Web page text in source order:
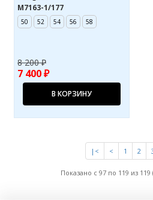
M7163-1/177
50 52 54 56 58
8 200 ₽
7 400 ₽
В КОРЗИНУ
|< < 1 2
Показано с 97 по 119 из 119